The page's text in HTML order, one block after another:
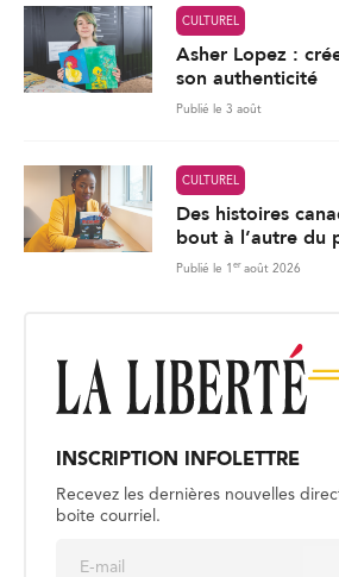
CULTUREL
Asher Lopez :
son authenticité
Publié le 3 août
CULTUREL
Des histoires
bout à l’autre du
Publié le 1 er août 2026
INSCRIPTION INFOLETTRE
Recevez les dernières nouvelles
boite courriel.